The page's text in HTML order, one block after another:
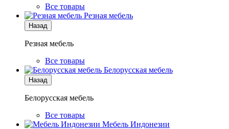
Все товары
Резная мебель
Назад
Резная мебель
Все товары
Белорусская мебель
Назад
Белорусская мебель
Все товары
Мебель Индонезии